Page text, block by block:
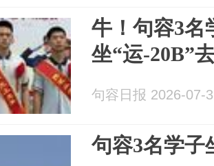
牛！句容3名
坐“运-20B”
句容日报 2026-07-
句容3名学子